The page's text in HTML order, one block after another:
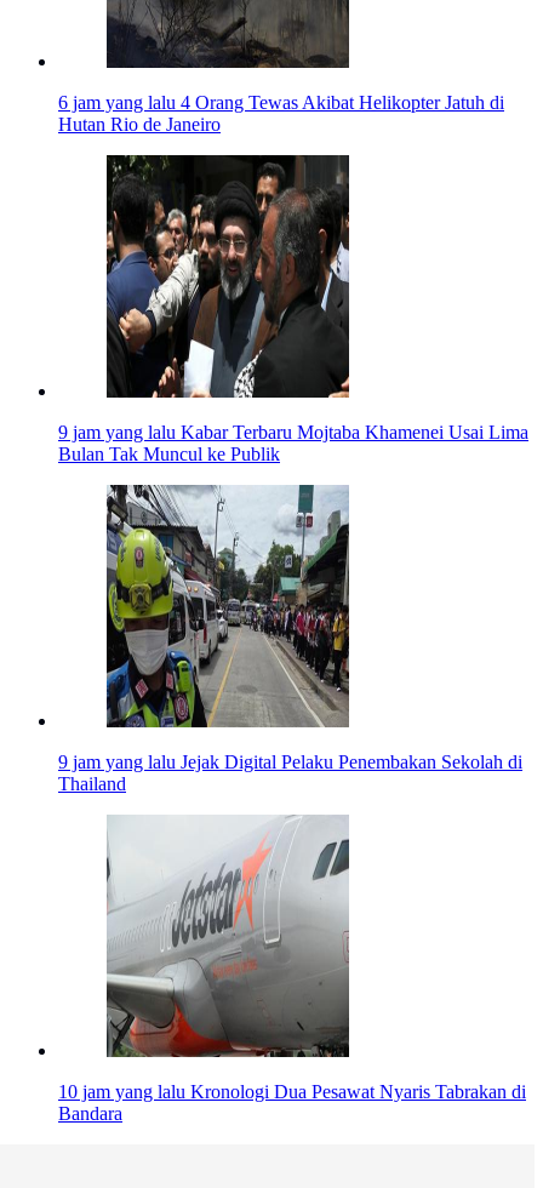
6 jam yang lalu 4 Orang Tewas Akibat Helikopter Jatuh di
Hutan Rio de Janeiro
9 jam yang lalu Kabar Terbaru Mojtaba Khamenei Usai Lima
Bulan Tak Muncul ke Publik
9 jam yang lalu Jejak Digital Pelaku Penembakan Sekolah di
Thailand
10 jam yang lalu Kronologi Dua Pesawat Nyaris Tabrakan di
Bandara